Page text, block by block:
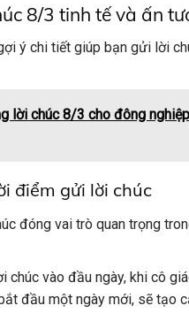
8/3 tinh tế và ấn
ý chi tiết giúp bạn gửi lời
lời chúc 8/3 cho đông
điểm gửi lời chúc
đóng vai trò quan trọng
chúc vào đầu ngày, khi cô
đầu một ngày mới, sẽ tạo